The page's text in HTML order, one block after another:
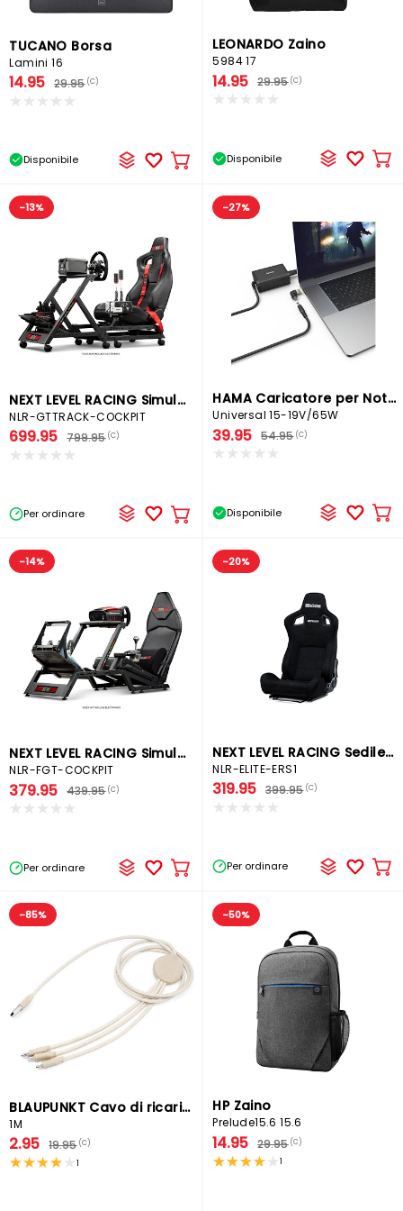
TUCANO Borsa
Lamini 16
14.95 29.95 (C)
Disponibile Aggiungere
carrello
LEONARDO Zaino
5984 17
14.95 29.95 (C)
Disponibile
-13%
NEXT LEVEL RACING Simulatore di corsa
NLR-GTTRACK-COCKPIT
699.95 799.95 (C)
Per ordinare Aggiungere
carrello
-27%
HAMA Caricatore per Notebook
Universal 15-19V/65W
39.95 54.95 (C)
Disponibile
-14%
NEXT LEVEL RACING Simulatore di corsa
NLR-FGT-COCKPIT
379.95 439.95 (C)
Per ordinare Aggiungere
carrello
-20%
NEXT LEVEL RACING Sedile da corsa
NLR-ELITE-ERS1
319.95 399.95 (C)
Per ordinare
-85%
BLAUPUNKT Cavo di ricarica
1M
2.95 19.95 (C)
1
-50%
HP Zaino
Prelude15.6 15.6
14.95 29.95 (C)
1